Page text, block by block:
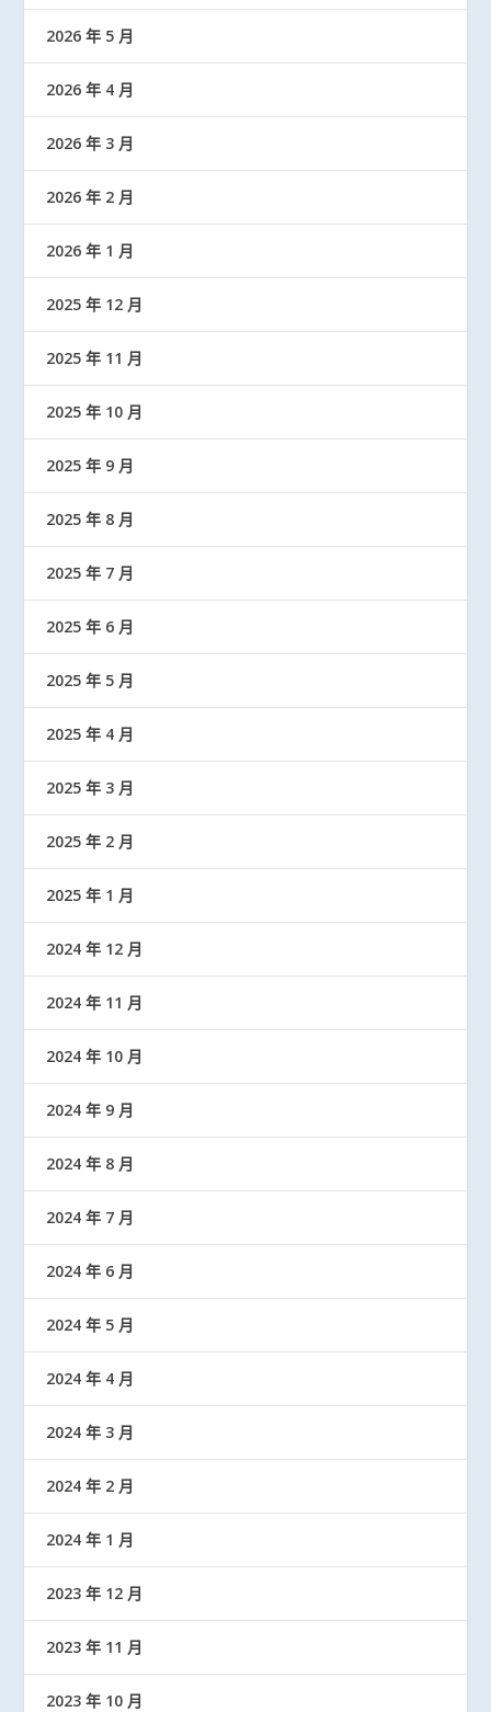
2026 年 5 月
2026 年 4 月
2026 年 3 月
2026 年 2 月
2026 年 1 月
2025 年 12 月
2025 年 11 月
2025 年 10 月
2025 年 9 月
2025 年 8 月
2025 年 7 月
2025 年 6 月
2025 年 5 月
2025 年 4 月
2025 年 3 月
2025 年 2 月
2025 年 1 月
2024 年 12 月
2024 年 11 月
2024 年 10 月
2024 年 9 月
2024 年 8 月
2024 年 7 月
2024 年 6 月
2024 年 5 月
2024 年 4 月
2024 年 3 月
2024 年 2 月
2024 年 1 月
2023 年 12 月
2023 年 11 月
2023 年 10 月